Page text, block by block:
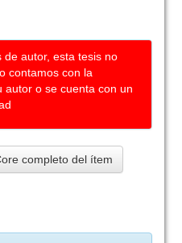
de autor, esta tesis no
contamos con la
autor o se cuenta con un
completo del ítem